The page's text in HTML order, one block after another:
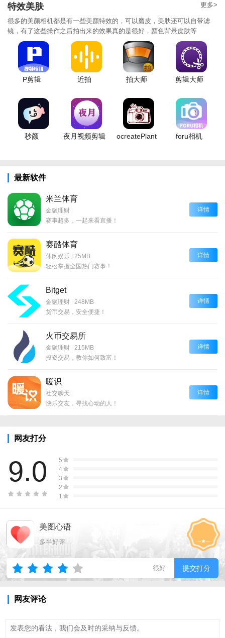
特效美肤 更多>
很多的美颜相机都是有一些美颜特效的，可以磨皮，美肤还可以自带滤
镜，有了这些操作之后拍出来的效果真的是很好，颜色背景皮肤等
P剪辑 近拍 拍大师 剪辑大师
秒颜 夜月视频剪辑 ocreatePlant foru相机
最新软件
米兰体育
金融理财 |
赛事超多，一起来看直播！
详情
赛酷体育
休闲娱乐 | 25MB
轻松掌握全国热门赛事！
详情
Bitget
金融理财 | 248MB
货币交易，安全便捷！
详情
火币交易所
金融理财 | 215MB
投资交易，教你如何致富！
详情
暖识
社交聊天 |
快乐交友，寻找心动的人！
详情
网友打分
9.0
5
4
3
2
1
美图心语
多半好评
很好 提交打分
网友评论